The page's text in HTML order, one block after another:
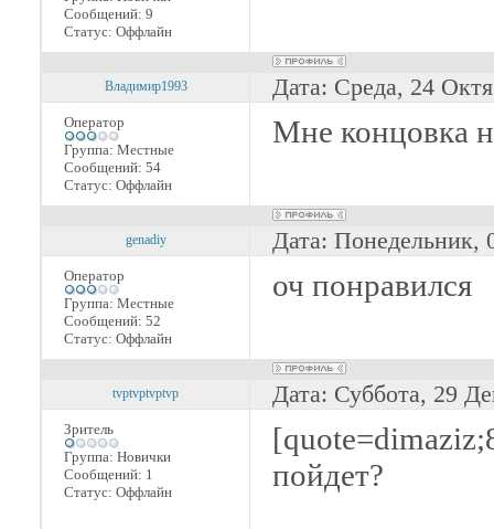
Сообщений: 9
Статус: Оффлайн
Владимир1993 Дата: Среда, 24
Оператор
Группа: Местные
Сообщений: 54
Статус: Оффлайн
Мне концовка
genadiy Дата: Понедельник,
Оператор
Группа: Местные
Сообщений: 52
Статус: Оффлайн
оч понравился
tvptvptvptvp Дата: Суббота, 29
Зритель
Группа: Новички
Сообщений: 1
Статус: Оффлайн
пойдет?